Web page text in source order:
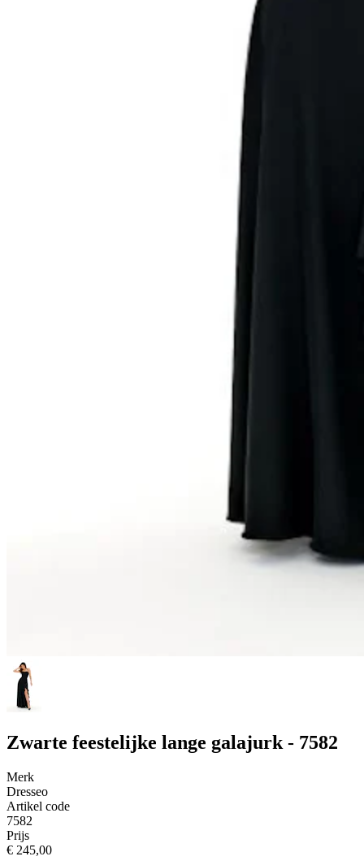
Zwarte feestelijke lange galajurk - 7582
Merk
Dresseo
Artikel code
7582
Prijs
€ 245,00